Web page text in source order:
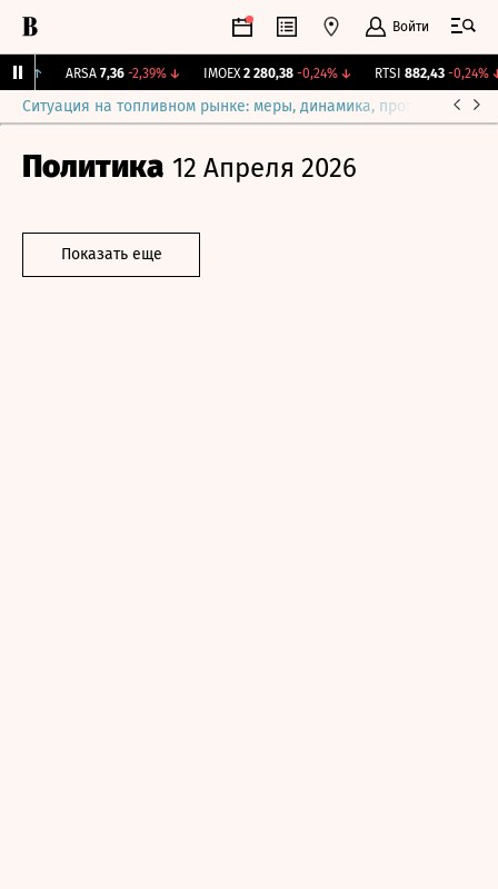
Войти
ARSA 7,36 -2,39%↓ IMOEX 2 280,38 -0,24%↓ RTSI 882,43 -0,24%↓
Ситуация на топливном рынке: меры, динамика, прогнозы
Политика 12 Апреля 2026
Показать еще